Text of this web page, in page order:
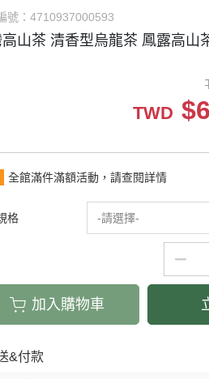
號：4710937000593
高山茶 清香型烏龍茶 鳳露高山
TWD $
全館滿件滿額活動，請查閱詳情
格 -請選擇-
加入購物車
&付款